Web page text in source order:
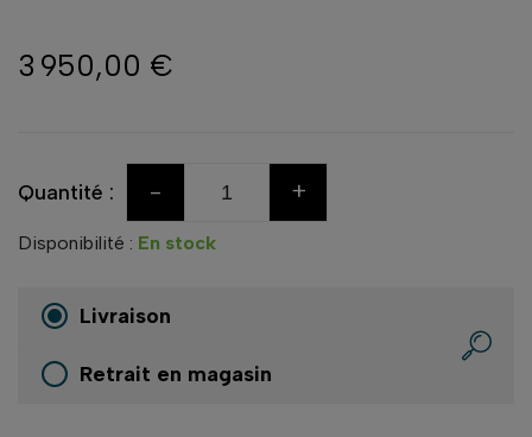
3 950,00 €
Quantité : - +
Disponibilité : En stock
Livraison
Retrait en magasin